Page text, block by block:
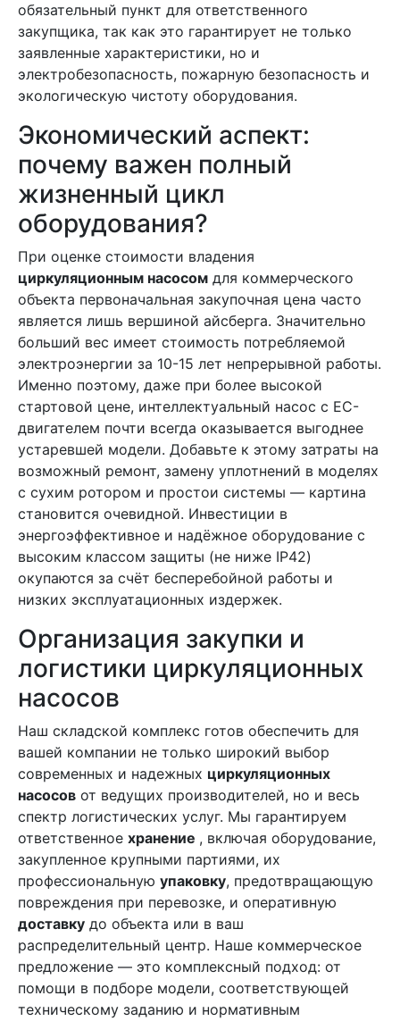
обязательный пункт для ответственного
закупщика, так как это гарантирует не только
заявленные характеристики, но и
электробезопасность, пожарную безопасность и
экологическую чистоту оборудования.
Экономический аспект:
почему важен полный
жизненный цикл
оборудования?
При оценке стоимости владения
циркуляционным насосом для коммерческого
объекта первоначальная закупочная цена часто
является лишь вершиной айсберга. Значительно
больший вес имеет стоимость потребляемой
электроэнергии за 10-15 лет непрерывной работы.
Именно поэтому, даже при более высокой
стартовой цене, интеллектуальный насос с EC-
двигателем почти всегда оказывается выгоднее
устаревшей модели. Добавьте к этому затраты на
возможный ремонт, замену уплотнений в моделях
с сухим ротором и простои системы — картина
становится очевидной. Инвестиции в
энергоэффективное и надёжное оборудование с
высоким классом защиты (не ниже IP42)
окупаются за счёт бесперебойной работы и
низких эксплуатационных издержек.
Организация закупки и
логистики циркуляционных
насосов
Наш складской комплекс готов обеспечить для
вашей компании не только широкий выбор
современных и надежных циркуляционных
насосов от ведущих производителей, но и весь
спектр логистических услуг. Мы гарантируем
ответственное хранение , включая оборудование,
закупленное крупными партиями, их
профессиональную упаковку, предотвращающую
повреждения при перевозке, и оперативную
доставку до объекта или в ваш
распределительный центр. Наше коммерческое
предложение — это комплексный подход: от
помощи в подборе модели, соответствующей
техническому заданию и нормативным